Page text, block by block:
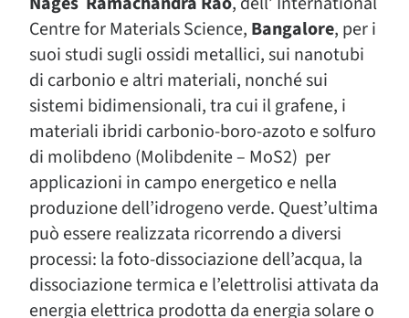
Centre for Materials Science, Bangalore, per i
suoi studi sugli ossidi metallici, sui nanotubi
di carbonio e altri materiali, nonché sui
sistemi bidimensionali, tra cui il grafene, i
materiali ibridi carbonio-boro-azoto e solfuro
di molibdeno (Molibdenite – MoS2) per
applicazioni in campo energetico e nella
produzione dell’idrogeno verde. Quest’ultima
può essere realizzata ricorrendo a diversi
processi: la foto-dissociazione dell’acqua, la
dissociazione termica e l’elettrolisi attivata da
energia elettrica prodotta da energia solare o